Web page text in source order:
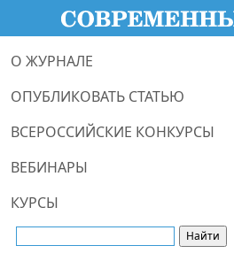
О ЖУРНАЛЕ
ОПУБЛИКОВАТЬ СТАТЬЮ
ВСЕРОССИЙСКИЕ КОНКУРСЫ
ВЕБИНАРЫ
КУРСЫ